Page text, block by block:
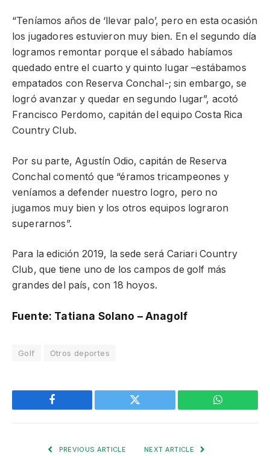
“Teníamos años de ‘llevar palo’, pero en esta ocasión
los jugadores estuvieron muy bien. En el segundo día
logramos remontar porque el sábado habíamos
quedado entre el cuarto y quinto lugar –estábamos
empatados con Reserva Conchal-; sin embargo, se
logró avanzar y quedar en segundo lugar”, acotó
Francisco Perdomo, capitán del equipo Costa Rica
Country Club.
Por su parte, Agustín Odio, capitán de Reserva
Conchal comentó que “éramos tricampeones y
veníamos a defender nuestro logro, pero no
jugamos muy bien y los otros equipos lograron
superarnos”.
Para la edición 2019, la sede será Cariari Country
Club, que tiene uno de los campos de golf más
grandes del país, con 18 hoyos.
Fuente: Tatiana Solano – Anagolf
Golf Otros deportes
Facebook Twitter WhatsApp
PREVIOUS ARTICLE NEXT ARTICLE